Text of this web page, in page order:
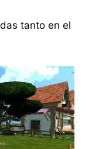
tanto en el